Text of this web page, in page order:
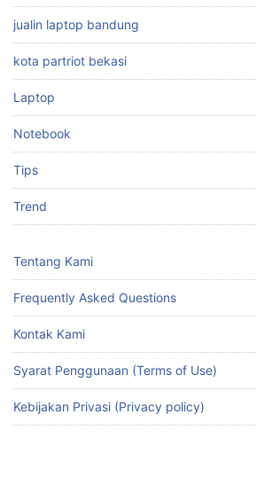
jualin laptop bandung
kota partriot bekasi
Laptop
Notebook
Tips
Trend
Tentang Kami
Frequently Asked Questions
Kontak Kami
Syarat Penggunaan (Terms of Use)
Kebijakan Privasi (Privacy policy)